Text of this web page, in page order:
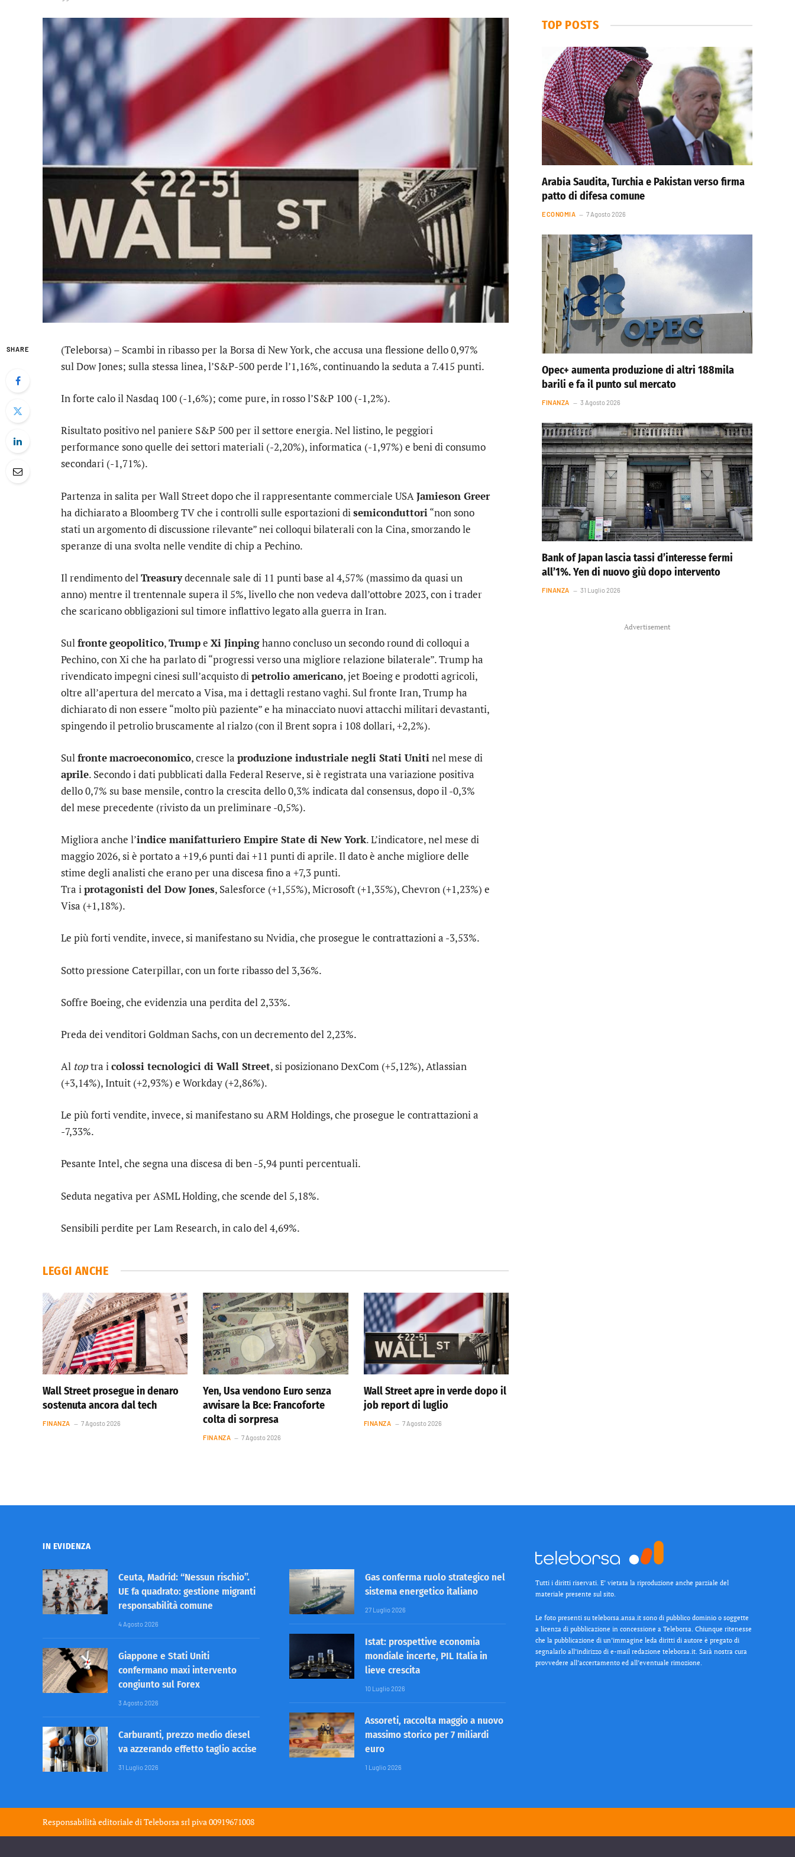
SHARE
(Teleborsa) – Scambi in ribasso per la Borsa di New York, che accusa una flessione dello 0,97%
sulDow Jones; sulla stessa linea, l’S&P-500perde l’1,16%, continuando la seduta a 7.415 punti.
In forte calo ilNasdaq 100 (-1,6%); come pure, in rosso l’S&P 100 (-1,2%).
Risultato positivo nel paniere S&P 500 per il settore energia. Nel listino, le peggiori
performance sono quelle dei settorimateriali (-2,20%),informatica (-1,97%) e beni di consumo
secondari (-1,71%).
Partenza in salita per Wall Street dopo che il rappresentante commerciale USA Jamieson Greer
ha dichiarato a Bloomberg TV che i controlli sulle esportazioni di semiconduttori “non sono
stati un argomento di discussione rilevante” nei colloqui bilaterali con la Cina, smorzando le
speranze di una svolta nelle vendite di chip a Pechino.
Il rendimento delTreasurydecennale sale di 11 punti base al 4,57% (massimo da quasi un
anno) mentre il trentennale supera il 5%, livello che non vedeva dall’ottobre 2023, con i trader
che scaricano obbligazioni sul timore inflattivo legato alla guerra in Iran.
Sulfrontegeopolitico,Trumpe Xi Jinpinghanno concluso un secondo round di colloqui a
Pechino, con Xi che ha parlato di “progressi verso una migliore relazione bilaterale”. Trump ha
rivendicato impegni cinesi sull’acquisto dipetrolio americano, jet Boeing e prodotti agricoli,
oltre all’apertura del mercato a Visa, ma i dettagli restano vaghi. Sul fronte Iran, Trump ha
dichiarato di non essere “molto più paziente” e ha minacciato nuovi attacchi militari devastanti,
spingendo il petrolio bruscamente al rialzo (con il Brent sopra i 108 dollari, +2,2%).
Sulfrontemacroeconomico, cresce la produzione industriale negli Stati Unitinel mese di
aprile. Secondo i dati pubblicati dalla Federal Reserve, si è registrata una variazione positiva
dello 0,7% su base mensile, contro la crescita dello 0,3% indicata dal consensus, dopo il -0,3%
del mese precedente (rivisto da un preliminare -0,5%).
Migliora anche l’indice manifatturiero Empire State di New York. L’indicatore, nel mese di
maggio 2026, si è portato a +19,6 punti dai +11 punti di aprile. Il dato è anche migliore delle
stime degli analisti che erano per una discesa fino a +7,3 punti.
Tra iprotagonisti del Dow Jones, Salesforce (+1,55%),Microsoft (+1,35%), Chevron (+1,23%) e
Visa (+1,18%).
Le più forti vendite, invece, si manifestano suNvidia, che prosegue le contrattazioni a -3,53%.
Sotto pressione Caterpillar, con un forte ribasso del 3,36%.
Soffre Boeing, che evidenzia una perdita del 2,33%.
Preda dei venditori Goldman Sachs, con un decremento del 2,23%.
Al toptra icolossi tecnologici di Wall Street, si posizionanoDexCom (+5,12%),Atlassian
(+3,14%), Intuit (+2,93%) e Workday (+2,86%).
Le più forti vendite, invece, si manifestano suARM Holdings, che prosegue le contrattazioni a
-7,33%.
Pesante Intel, che segna una discesa di ben -5,94 punti percentuali.
Seduta negativa per ASML Holding, che scende del 5,18%.
Sensibili perdite perLam Research, in calo del 4,69%.
LEGGI ANCHE
Wall Street prosegue in denaro
sostenuta ancora dal tech
FINANZA 7 Agosto 2026
Yen, Usa vendono Euro senza
avvisare la Bce: Francoforte
colta di sorpresa
FINANZA 7 Agosto 2026
Wall Street apre in verde dopo il
job report di luglio
FINANZA 7 Agosto 2026
TOP POSTS
Arabia Saudita, Turchia e Pakistan verso firma
patto di difesa comune
ECONOMIA 7 Agosto 2026
Opec+ aumenta produzione di altri 188mila
barili e fa il punto sul mercato
FINANZA 3 Agosto 2026
Bank of Japan lascia tassi d’interesse fermi
all’1%. Yen di nuovo giù dopo intervento
FINANZA 31 Luglio 2026
Advertisement
IN EVIDENZA
Ceuta, Madrid: “Nessun rischio”.
UE fa quadrato: gestione migranti
responsabilità comune
4 Agosto 2026
Giappone e Stati Uniti
confermano maxi intervento
congiunto sul Forex
3 Agosto 2026
Carburanti, prezzo medio diesel
va azzerando effetto taglio accise
31 Luglio 2026
Gas conferma ruolo strategico nel
sistema energetico italiano
27 Luglio 2026
Istat: prospettive economia
mondiale incerte, PIL Italia in
lieve crescita
10 Luglio 2026
Assoreti, raccolta maggio a nuovo
massimo storico per 7 miliardi
euro
1 Luglio 2026
Tutti i diritti riservati. E’ vietata la riproduzione anche parziale del
materiale presente sul sito.
Le foto presenti su teleborsa.ansa.it sono di pubblico dominio o soggette
a licenza di pubblicazione in concessione a Teleborsa. Chiunque ritenesse
che la pubblicazione di un’immagine leda diritti di autore è pregato di
segnalarlo all’indirizzo di e-mail redazione teleborsa.it. Sarà nostra cura
provvedere all’accertamento ed all’eventuale rimozione.
Responsabilità editoriale di Teleborsa srl piva 00919671008